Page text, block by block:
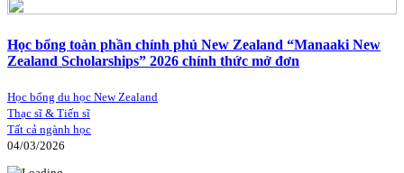
Học bổng toàn phần chính phủ New Zealand “Manaaki New
Zealand Scholarships” 2026 chính thức mở đơn
Học bổng du học New Zealand
Thạc sĩ & Tiến sĩ
Tất cả ngành học
04/03/2026